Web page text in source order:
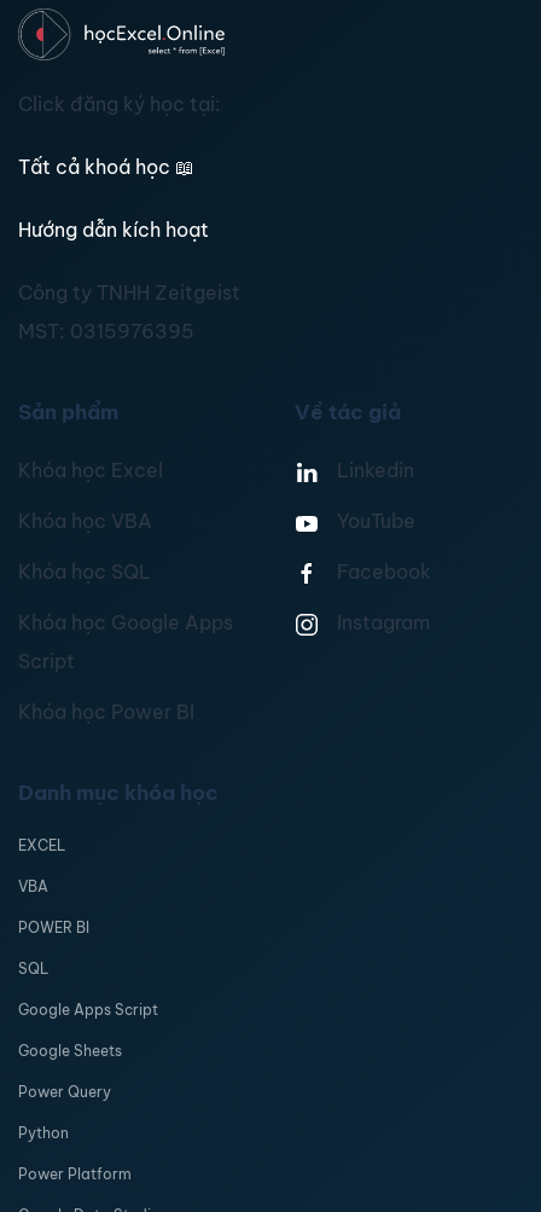
Click đăng ký học tại:
Tất cả khoá học 📖
Hướng dẫn kích hoạt
Công ty TNHH Zeitgeist
MST: 0315976395
Sản phẩm
Khóa học Excel
Khóa học VBA
Khóa học SQL
Khóa học Google Apps
Script
Khóa học Power BI
Về tác giả
Linkedin
YouTube
Facebook
Instagram
Danh mục khóa học
EXCEL
VBA
POWER BI
SQL
Google Apps Script
Google Sheets
Power Query
Python
Power Platform